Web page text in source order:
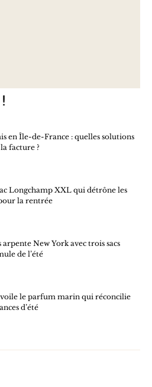
en Île-de-France : quelles solutions
facture ?
Longchamp XXL qui détrône les
la rentrée
New York avec trois sacs
de l’été
le parfum marin qui réconcilie
d’été